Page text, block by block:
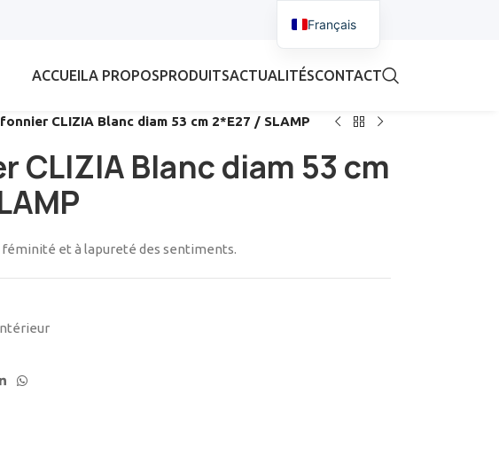
ACCUEILA PROPOSPRODUITSACTUALITÉSCONTACT
CLIZIA Blanc diam 53 cm 2*E27 / SLAMP
CLIZIA Blanc diam 53 cm
féminité et à lapureté des sentiments.
Français